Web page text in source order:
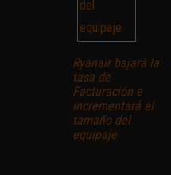
Ryanair bajará la
tasa de
Facturación e
incrementará el
tamaño del
equipaje